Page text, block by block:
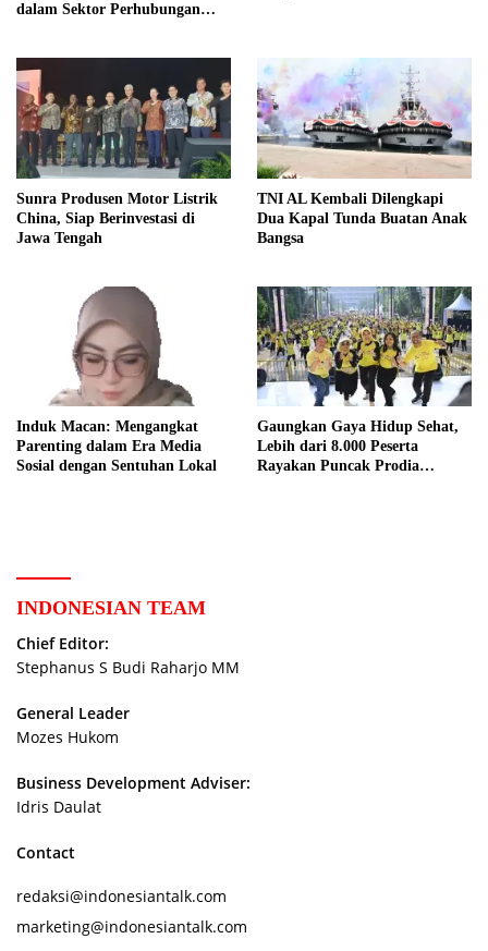
dalam Sektor Perhubungan
Sunra Produsen Motor Listrik
China, Siap Berinvestasi di
Jawa Tengah
TNI AL Kembali Dilengkapi
Dua Kapal Tunda Buatan Anak
Bangsa
Induk Macan: Mengangkat
Parenting dalam Era Media
Sosial dengan Sentuhan Lokal
Gaungkan Gaya Hidup Sehat,
Lebih dari 8.000 Peserta
Rayakan Puncak Prodia
INDONESIAN TEAM
Chief Editor:
Stephanus S Budi Raharjo MM
General Leader
Mozes Hukom
Business Development Adviser:
Idris Daulat
Contact
redaksi@indonesiantalk.com
marketing@indonesiantalk.com